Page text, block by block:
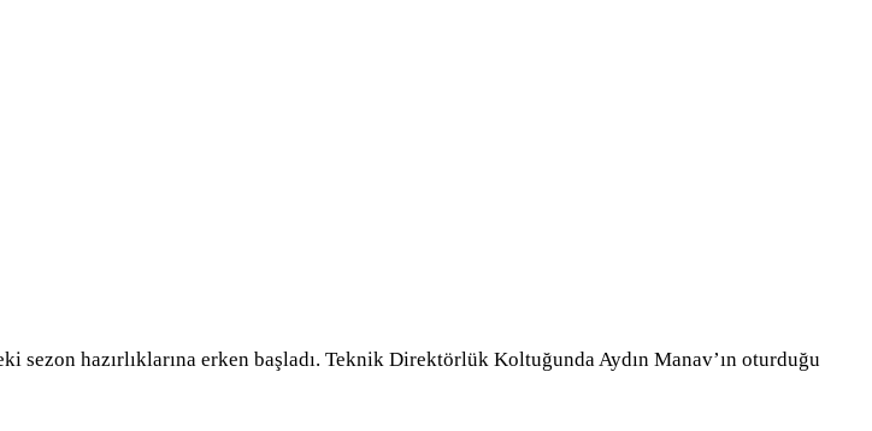
sezon hazırlıklarına erken başladı. Teknik Direktörlük Koltuğunda Aydın Manav’ın oturduğu